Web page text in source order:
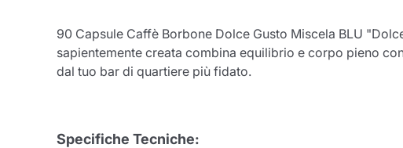
90 Capsule Caffè Borbone Dolce Gusto Miscela BLU
sapientemente creata combina equilibrio e corpo pieno
dal tuo bar di quartiere più fidato.
Specifiche Tecniche: